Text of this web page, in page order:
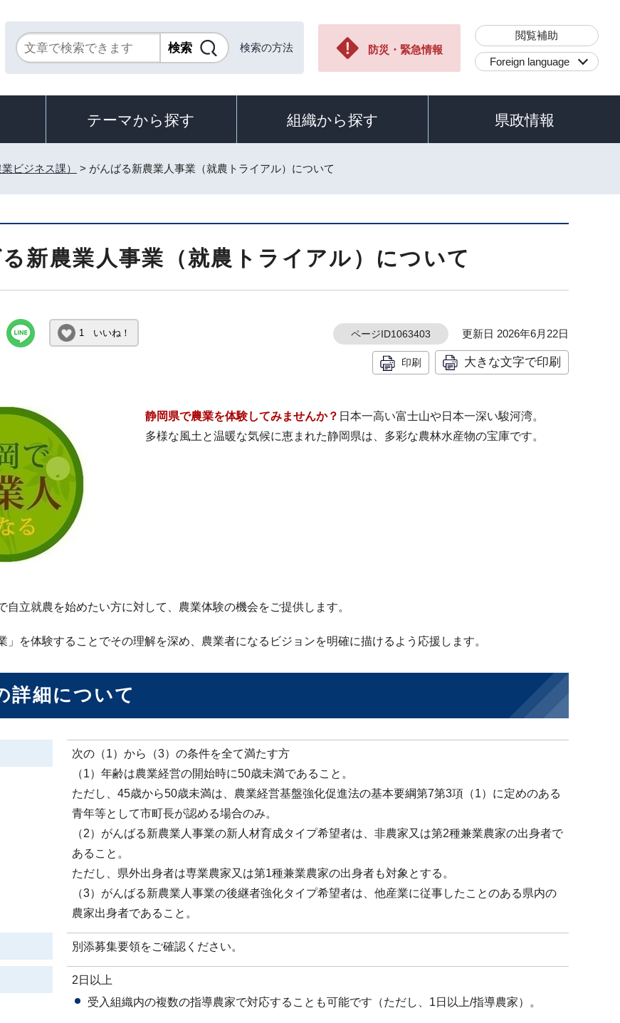
検索の方法 防災・緊急情報
閲覧補助
Foreign language
テーマから探す 組織から探す 県政情報
ビジネス課） > がんばる新農業人事業（就農トライアル）について
新農業人事業（就農トライアル）について
1 いいね！ ページID1063403 更新日 2026年6月22日
印刷 大きな文字で印刷
静岡県で農業を体験してみませんか？ 日本一高い富士山や日本一深い駿河湾。
多様な風土と温暖な気候に恵まれた静岡県は、多彩な農林水産物の宝庫です。
自立就農を始めたい方に対して、農業体験の機会をご提供します。
」を体験することでその理解を深め、農業者になるビジョンを明確に描けるよう応援します。
詳細について
次の（1）から（3）の条件を全て満たす方
（1）年齢は農業経営の開始時に50歳未満であること。
ただし、45歳から50歳未満は、農業経営基盤強化促進法の基本要綱第7第3項（1）に定めのある
青年等として市町長が認める場合のみ。
（2）がんばる新農業人事業の新人材育成タイプ希望者は、非農家又は第2種兼業農家の出身者で
あること。
ただし、県外出身者は専業農家又は第1種兼業農家の出身者も対象とする。
（3）がんばる新農業人事業の後継者強化タイプ希望者は、他産業に従事したことのある県内の
農家出身者であること。
別添募集要領をご確認ください。
2日以上
受入組織内の複数の指導農家で対応することも可能です（ただし、1日以上/指導農家）。